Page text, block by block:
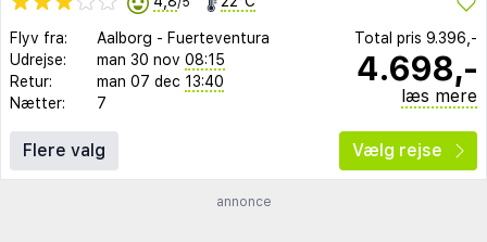
Flyv fra: Aalborg - Fuerteventura
Udrejse:
man 30 nov 08:15
Retur:
man 07 dec 13:40
Nætter:
7
Total pris 9.396,-
4.698,-
læs mere
Flere valg Vælg rejse
annonce